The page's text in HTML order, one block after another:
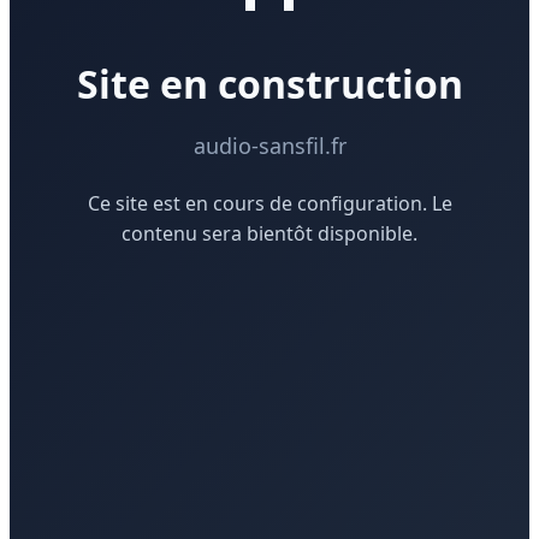
Site en construction
audio-sansfil.fr
Ce site est en cours de configuration. Le
contenu sera bientôt disponible.